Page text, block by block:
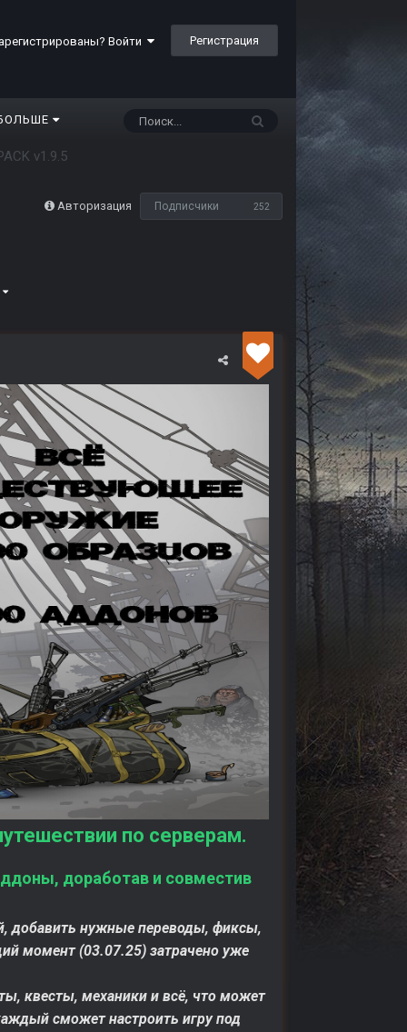
Войти Регистрация
v1.9.5
Авторизация Подписчики 252
по серверам.
доработав и совместив
добавить нужные переводы, фиксы,
момент (03.07.25) затрачено уже
квесты, механики и всё, что может
сможет настроить игру под